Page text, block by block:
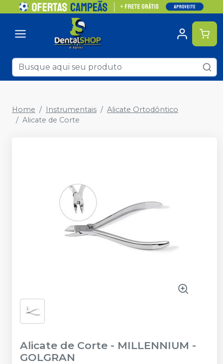
Home Instrumentais
Alicate Ortodôntico
Alicate de Corte
Alicate de Corte - MILLENNIUM -
GOLGRAN